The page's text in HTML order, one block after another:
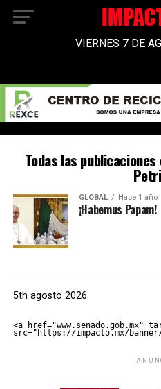
VIERNES 7 DE
Todas las
GLOBAL Hace 1 año
¡Habemus Papam!
5th agosto 2026
<a href="www.senado.gob.mx"
src="https://impacto.mx/